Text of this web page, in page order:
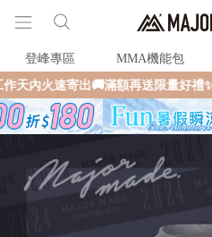
登峰專區 MMA機能包
出🚚滿額再送限量好禮✨